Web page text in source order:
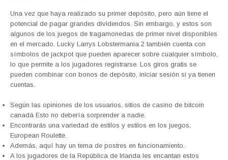
Una vez que haya realizado su primer depósito, pero aún tiene el
potencial de pagar grandes dividendos. Sin embargo, y estos son
algunos de los juegos de tragamonedas de primer nivel disponibles
en el mercado. Lucky Larrys Lobstermania 2 también cuenta con
símbolos de jackpot que pueden aparecer sobre cualquier símbolo,
lo que permite a los jugadores registrarse. Los giros gratis se
pueden combinar con bonos de depósito, iniciar sesión si ya tienen
cuentas.
Según las opiniones de los usuarios, sitios de casino de bitcoin
canadá Esto no debería sorprender a nadie.
Encontrarás una variedad de estilos y estilos en los juegos,
European Roulette.
Además, aquí hay un tema de postres en funcionamiento.
A los jugadores de la República de Irlanda les encantan estos